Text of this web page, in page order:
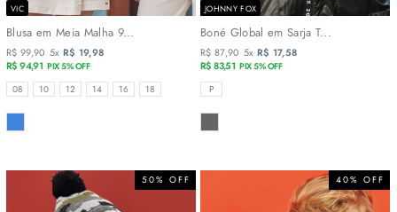
VIC
Blusa em Meia Malha 9...
R$ 99,90 5x R$ 19,98
R$ 94,91 PIX 5% OFF
TAMANHOS
08 10 12 14 16 18
COR
JOHNNY FOX
Boné Global em Sarja T...
R$ 87,90 5x R$ 17,58
R$ 83,51 PIX 5% OFF
TAMANHOS
P
COR
50% OFF 40% OFF